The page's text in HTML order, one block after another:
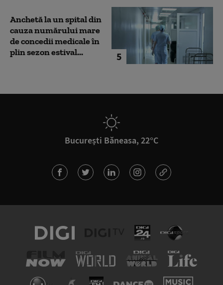
5
Anchetă la un spital din
cauza numărului mare
de concedii medicale în
plin sezon estival...
București Băneasa, 22°C